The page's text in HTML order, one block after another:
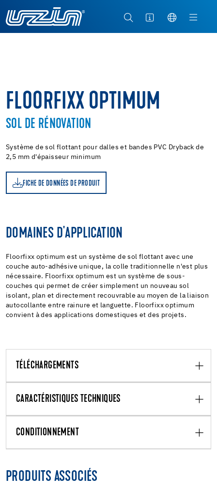
FLOORFIXX OPTIMUM
SOL DE RÉNOVATION
Système de sol flottant pour dalles et bandes PVC Dryback de
2,5 mm d'épaisseur minimum
FICHE DE DONNÉES DE PRODUIT
DOMAINES D'APPLICATION
Floorfixx optimum est un système de sol flottant avec une
couche auto-adhésive unique, la colle traditionnelle n'est plus
nécessaire. Floorfixx optimum est un système de sous-
couches qui permet de créer simplement un nouveau sol
isolant, plan et directement recouvrable au moyen de la liaison
autocollante entre rainure et languette. Floorfixx optimum
convient à des applications domestiques et des projets.
TÉLÉCHARGEMENTS
CARACTÉRISTIQUES TECHNIQUES
CONDITIONNEMENT
PRODUITS ASSOCIÉS